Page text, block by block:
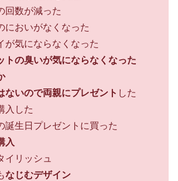
回数が減った
においがなくなった
が気にならなくなった
トの臭いが気にならなくなった
ないので両親にプレゼント した
入した
誕生日プレゼントに買った
入
イリッシュ
なじむデザイン